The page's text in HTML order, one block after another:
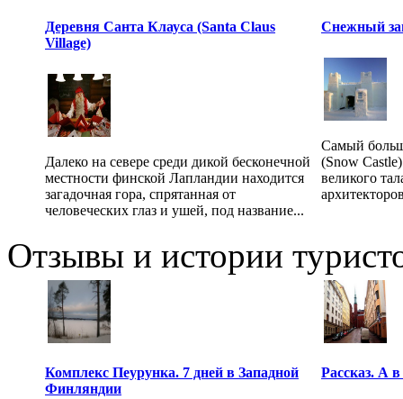
Деревня Санта Клауса (Santa Claus
Village)
Далеко на севере среди дикой бесконечной
местности финской Лапландии находится
загадочная гора, спрятанная от
человеческих глаз и ушей, под название...
Снежный
Самый
(Snow
великого
Отзывы и истории
Комплекс Пеурунка. 7 дней в Западной
Финляндии
Рассказ. А